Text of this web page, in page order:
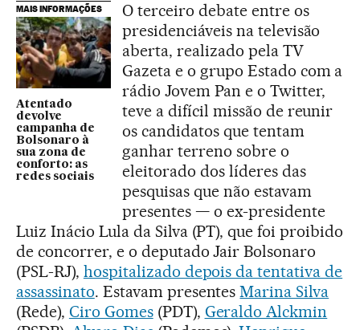
MAIS INFORMAÇÕES
Atentado
devolve
campanha de
Bolsonaro à
sua zona de
conforto: as
redes sociais
O terceiro debate entre os
presidenciáveis na televisão
aberta, realizado pela TV
Gazeta e o grupo Estado com a
rádio Jovem Pan e o Twitter,
teve a difícil missão de reunir
os candidatos que tentam
ganhar terreno sobre o
eleitorado dos líderes das
pesquisas que não estavam
presentes — o ex-presidente
Luiz Inácio Lula da Silva (PT), que foi proibido
de concorrer, e o deputado Jair Bolsonaro
(PSL-RJ), hospitalizado depois da tentativa de
assassinato. Estavam presentesMarina Silva
(Rede), Ciro Gomes(PDT), Geraldo Alckmin